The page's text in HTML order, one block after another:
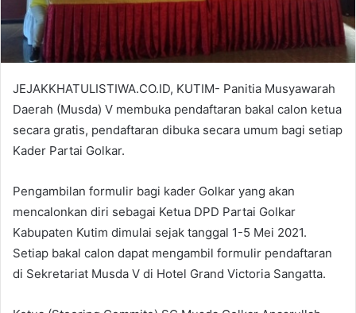
JEJAKKHATULISTIWA.CO.ID, KUTIM- Panitia Musyawarah
Daerah (Musda) V membuka pendaftaran bakal calon ketua
secara gratis, pendaftaran dibuka secara umum bagi setiap
Kader Partai Golkar.
Pengambilan formulir bagi kader Golkar yang akan
mencalonkan diri sebagai Ketua DPD Partai Golkar
Kabupaten Kutim dimulai sejak tanggal 1-5 Mei 2021.
Setiap bakal calon dapat mengambil formulir pendaftaran
di Sekretariat Musda V di Hotel Grand Victoria Sangatta.